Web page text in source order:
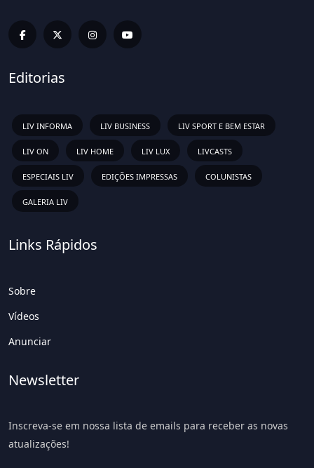
Editorias
LIV INFORMA LIV BUSINESS LIV SPORT E BEM ESTAR
LIV ON LIV HOME LIV LUX LIVCASTS
ESPECIAIS LIV EDIÇÕES IMPRESSAS COLUNISTAS
GALERIA LIV
Links Rápidos
Sobre
Vídeos
Anunciar
Newsletter
Inscreva-se em nossa lista de emails para receber as novas
atualizações!